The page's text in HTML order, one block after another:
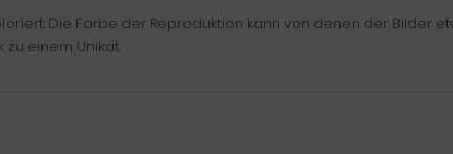
Die Farbe der Reproduktion kann von denen der Bilder
einem Unikat.